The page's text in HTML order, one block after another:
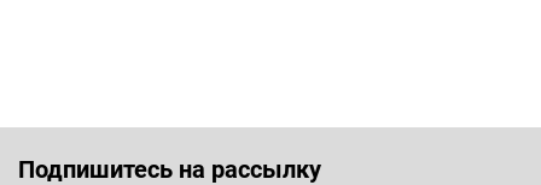
Подпишитесь на рассылку